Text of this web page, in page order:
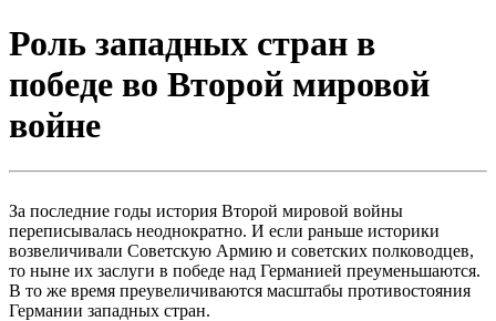
Роль западных стран в
победе во Второй мировой
войне
За последние годы история Второй мировой войны
переписывалась неоднократно. И если раньше историки
возвеличивали Советскую Армию и советских полководцев,
то ныне их заслуги в победе над Германией преуменьшаются.
В то же время преувеличиваются масштабы противостояния
Германии западных стран.